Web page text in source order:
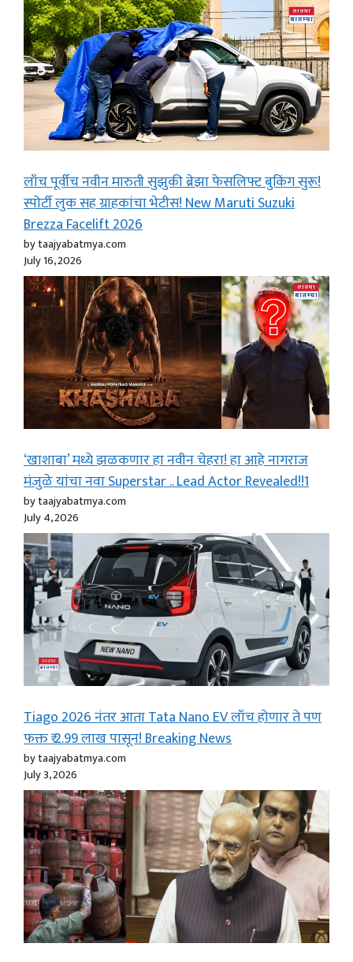
लाँच पूर्वीच नवीन मारुती सुझुकी ब्रेझा फेसलिफ्ट बुकिंग सुरू!
स्पोर्टी लुक सह ग्राहकांचा भेटीस! New Maruti Suzuki
Brezza Facelift 2026
by taajyabatmya.com
July 16, 2026
‘खाशाबा’ मध्ये झळकणार हा नवीन चेहरा! हा आहे नागराज
मंजुळे यांचा नवा Superstar .. Lead Actor Revealed!!1
by taajyabatmya.com
July 4, 2026
Tiago 2026 नंतर आता Tata Nano EV लाँच होणार ते पण
फक्त ₹ 2.99 लाख पासून! Breaking News
by taajyabatmya.com
July 3, 2026